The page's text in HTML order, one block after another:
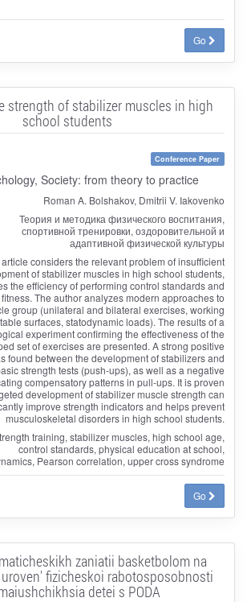
Go
strength of stabilizer muscles in high
school students
Conference Paper
Society: from theory to practice
Roman A. Bolshakov, Dmitrii V. Iakovenko
Теория и методика физического воспитания,
спортивной тренировки, оздоровительной и
адаптивной физической культуры
considers the relevant problem of insufficient
of stabilizer muscles in high school students,
the efficiency of performing control standards and
The author analyzes modern approaches to
group (unilateral and bilateral exercises, working
surfaces, statodynamic loads). The results of a
experiment confirming the effectiveness of the
set of exercises are presented. A strong positive
found between the development of stabilizers and
strength tests (push-ups), as well as a negative
compensatory patterns in pull-ups. It is proven
development of stabilizer muscle strength can
improve strength indicators and helps prevent
musculoskeletal disorders in high school students.
training, stabilizer muscles, high school age,
control standards, physical education at school,
Pearson correlation, upper cross syndrome
Go
zaniatii basketbolom na
fizicheskoi rabotosposobnosti
detei s PODA